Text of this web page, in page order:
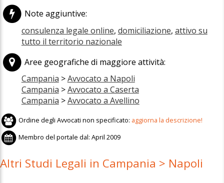
Note aggiuntive:
consulenza legale online, domiciliazione, attivo su
tutto il territorio nazionale
Aree geografiche di maggiore attività:
Campania >Avvocato a Napoli
Campania >Avvocato a Caserta
Campania >Avvocato a Avellino
Ordine degli Avvocati non specificato: aggiorna la descrizione!
Membro del portale dal:April 2009
Altri Studi Legali in Campania > Napoli